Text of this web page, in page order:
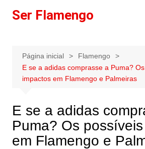
paraSer Flamengo
Página inicial
Flamengo
E se a adidas comprasse a Puma?
impactos em Flamengo e Palmeiras
E se a adidas
Puma? Os
em Flamengo e